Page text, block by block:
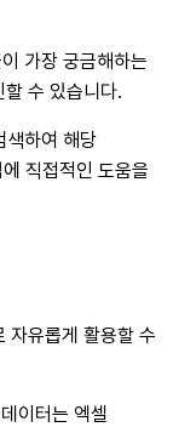
가장 궁금해하는
수 있습니다.
색하여 해당
직접적인 도움을
자유롭게 활용할 수
이터는 엑셀